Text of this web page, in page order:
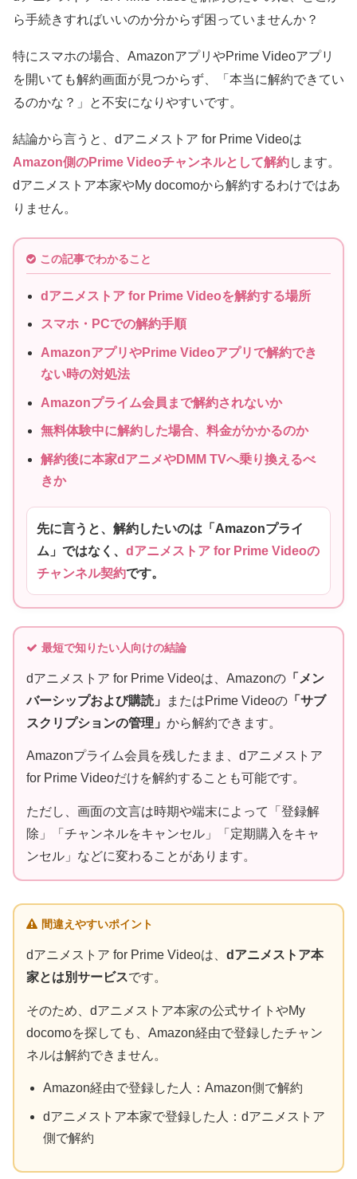
ら手続きすればいいのか分からず困っていませんか？
特にスマホの場合、AmazonアプリやPrime Videoアプリ
を開いても解約画面が見つからず、「本当に解約できてい
るのかな？」と不安になりやすいです。
結論から言うと、dアニメストア for Prime Videoは
Amazon側のPrime Videoチャンネルとして解約します。
dアニメストア本家やMy docomoから解約するわけではあ
りません。
この記事でわかること
dアニメストア for Prime Videoを解約する場所
スマホ・PCでの解約手順
AmazonアプリやPrime Videoアプリで解約でき
ない時の対処法
Amazonプライム会員まで解約されないか
無料体験中に解約した場合、料金がかかるのか
解約後に本家dアニメやDMM TVへ乗り換えるべ
きか
先に言うと、解約したいのは「Amazonプライ
ム」ではなく、dアニメストア for Prime Videoの
チャンネル契約です。
最短で知りたい人向けの結論
dアニメストア for Prime Videoは、Amazonの「メン
バーシップおよび購読」
またはPrime Videoの「サブ
スクリプションの管理」 から解約できます。
Amazonプライム会員を残したまま、dアニメストア
for Prime Videoだけを解約することも可能です。
ただし、画面の文言は時期や端末によって「登録解
除」「チャンネルをキャンセル」「定期購入をキャ
ンセル」などに変わることがあります。
間違えやすいポイント
dアニメストア for Prime Videoは、 dアニメストア本
家とは別サービスです。
そのため、dアニメストア本家の公式サイトやMy
docomoを探しても、Amazon経由で登録したチャン
ネルは解約できません。
Amazon経由で登録した人：Amazon側で解約
dアニメストア本家で登録した人：dアニメストア
側で解約